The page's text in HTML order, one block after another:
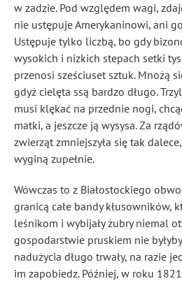
w zadzie. Pod względem wagi,
nie ustępuje Amerykaninowi, ani
Ustępuje tylko liczbą, bo gdy
wysokich i nizkich stepach setki
przenosi sześciuset sztuk. Mnożą
gdyż cielęta ssą bardzo długo.
musi klękać na przednie nogi,
matki, a jeszcze ją wysysa. Za
zwierząt zmniejszyła się tak
wyginą zupełnie.
Wówczas to z Białostockiego
granicą całe bandy kłusowników,
leśnikom i wybijały żubry niemal
gospodarstwie pruskiem nie
nadużycia długo trwały, na razie
im zapobiedz. Później, w roku